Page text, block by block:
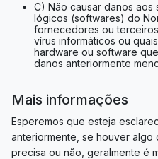
C) Não causar danos aos
lógicos (softwares) do
fornecedores ou
vírus informáticos ou
hardware ou software
danos anteriormente
Mais informações
Esperemos que esteja
anteriormente, se houver
precisa ou não, geralmente é